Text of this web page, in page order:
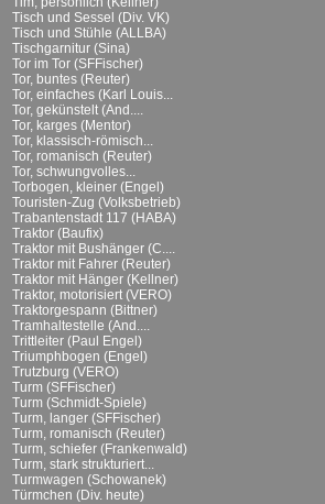
Tisch und Sessel (Div. VK)
Tisch und Stühle (ALLBA)
Tischgarnitur (Sina)
Tor im Tor (SFFischer)
Tor, buntes (Reuter)
Tor, einfaches (Karl Louis...
Tor, gekünstelt (And....
Tor, karges (Mentor)
Tor, klassisch-römisch...
Tor, romanisch (Reuter)
Tor, schwungvolles...
Torbogen, kleiner (Engel)
Touristen-Zug (Volksbetrieb)
Trabantenstadt 117 (HABA)
Traktor (Baufix)
Traktor mit Bushänger (C....
Traktor mit Fahrer (Reuter)
Traktor mit Hänger (Kellner)
Traktor, motorisiert (VERO)
Traktorgespann (Bittner)
Tramhaltestelle (And....
Trittleiter (Paul Engel)
Triumphbogen (Engel)
Trutzburg (VERO)
Turm (SFFischer)
Turm (Schmidt-Spiele)
Turm, langer (SFFischer)
Turm, romanisch (Reuter)
Turm, schiefer (Frankenwald)
Turm, stark strukturiert...
Turmwagen (Schowanek)
Türmchen (Div. heute)